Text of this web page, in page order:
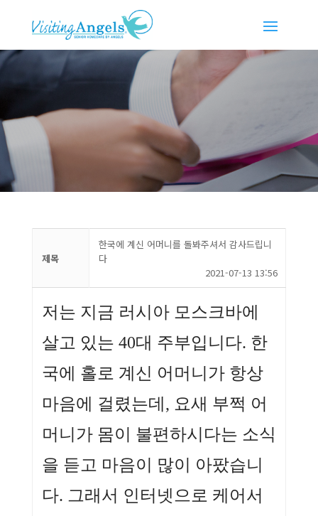
제목
한국에 계신 어머니를 돌봐주셔서 감사드립니
다
2021-07-13 13:56
저는 지금 러시아 모스크바에
살고 있는 40대 주부입니다. 한
국에 홀로 계신 어머니가 항상
마음에 걸렸는데, 요새 부쩍 어
머니가 몸이 불편하시다는 소식
을 듣고 마음이 많이 아팠습니
다. 그래서 인터넷으로 케어서